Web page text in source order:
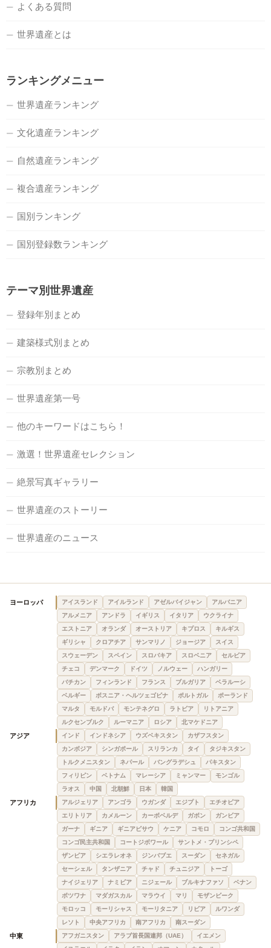
よくある質問
世界遺産とは
ランキングメニュー
世界遺産ランキング
文化遺産ランキング
自然遺産ランキング
複合遺産ランキング
国別ランキング
国別登録数ランキング
テーマ別世界遺産
登録年別まとめ
建築様式別まとめ
宗教別まとめ
世界遺産第一号
他のキーワードはこちら！
激選！世界遺産セレクション
絶景写真ギャラリー
世界遺産のストーリー
世界遺産のニュース
ヨーロッパ アイスランド アイルランド アゼルバイジャン
アルバニア
アルメニア
アンドラ イギリス イタリア
ウクライナ
エストニア
オランダ オーストリア キプロス
キルギス
ギリシャ
クロアチア サンマリノ ジョージア
スイス
スウェーデン
スペイン スロバキア スロベニア
セルビア
チェコ
デンマーク ドイツ ノルウェー
ハンガリー
バチカン
フィンランド フランス ブルガリア
ベラルーシ
ベルギー
ボスニア・ヘルツェゴビナ ポルトガル
ポーランド
マルタ
モルドバ モンテネグロ ラトビア
リトアニア
ルクセンブルク
ルーマニア ロシア 北マケドニア
アジア インド インドネシア ウズベキスタン
カザフスタン
カンボジア
シンガポール スリランカ タイ
タジキスタン
トルクメニスタン
ネパール バングラデシュ
パキスタン
フィリピン
ベトナム マレーシア ミャンマー
モンゴル
ラオス
中国 北朝鮮 日本 韓国
アフリカ アルジェリア アンゴラ ウガンダ エジプト
エチオピア
エリトリア
カメルーン カーボベルデ ガボン
ガンビア
ガーナ
ギニア ギニアビサウ ケニア コモロ
コンゴ共和国
コンゴ民主共和国
コートジボワール
サントメ・プリンシペ
ザンビア
シエラレオネ ジンバブエ スーダン
セネガル
セーシェル
タンザニア チャド チュニジア
トーゴ
ナイジェリア
ナミビア ニジェール ブルキナファソ
ベナン
ボツワナ
マダガスカル マラウイ マリ
モザンビーク
モロッコ
モーリシャス モーリタニア リビア
ルワンダ
レソト
中央アフリカ 南アフリカ 南スーダン
中東 アフガニスタン アラブ首長国連邦（UAE）
イエメン